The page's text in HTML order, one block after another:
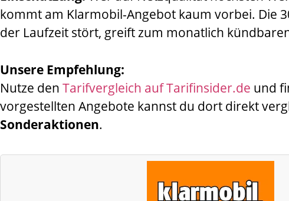
kommt am Klarmobil-Angebot kaum vorbei. Die
der Laufzeit stört, greift zum monatlich
Unsere Empfehlung:
Nutze den Tarifvergleich auf Tarifinsider.de und
vorgestellten Angebote kannst du dort direkt
Sonderaktionen.